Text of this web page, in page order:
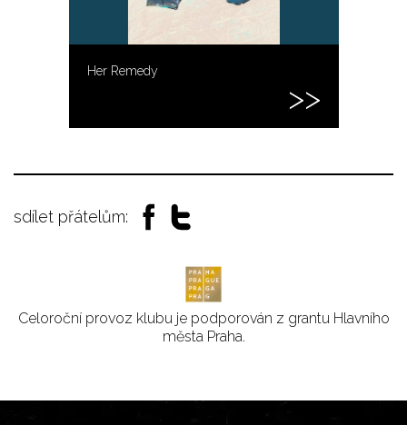
Her Remedy
sdílet přátelům:
Celoroční provoz klubu je podporován z grantu Hlavního
města Praha.